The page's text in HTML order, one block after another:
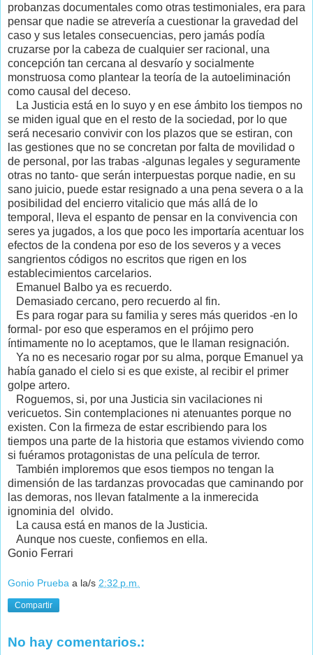
probanzas documentales como otras testimoniales, era para
pensar que nadie se atrevería a cuestionar la gravedad del
caso y sus letales consecuencias, pero jamás podía
cruzarse por la cabeza de cualquier ser racional, una
concepción tan cercana al desvarío y socialmente
monstruosa como plantear la teoría de la autoeliminación
como causal del deceso.
La Justicia está en lo suyo y en ese ámbito los tiempos no
se miden igual que en el resto de la sociedad, por lo que
será necesario convivir con los plazos que se estiran, con
las gestiones que no se concretan por falta de movilidad o
de personal, por las trabas -algunas legales y seguramente
otras no tanto- que serán interpuestas porque nadie, en su
sano juicio, puede estar resignado a una pena severa o a la
posibilidad del encierro vitalicio que más allá de lo
temporal, lleva el espanto de pensar en la convivencia con
seres ya jugados, a los que poco les importaría acentuar los
efectos de la condena por eso de los severos y a veces
sangrientos códigos no escritos que rigen en los
establecimientos carcelarios.
Emanuel Balbo ya es recuerdo.
Demasiado cercano, pero recuerdo al fin.
Es para rogar para su familia y seres más queridos -en lo
formal- por eso que esperamos en el prójimo pero
íntimamente no lo aceptamos, que le llaman resignación.
Ya no es necesario rogar por su alma, porque Emanuel ya
había ganado el cielo si es que existe, al recibir el primer
golpe artero.
Roguemos, si, por una Justicia sin vacilaciones ni
vericuetos. Sin contemplaciones ni atenuantes porque no
existen. Con la firmeza de estar escribiendo para los
tiempos una parte de la historia que estamos viviendo como
si fuéramos protagonistas de una película de terror.
También imploremos que esos tiempos no tengan la
dimensión de las tardanzas provocadas que caminando por
las demoras, nos llevan fatalmente a la inmerecida
ignominia del olvido.
La causa está en manos de la Justicia.
Aunque nos cueste, confiemos en ella.
Gonio Ferrari
Gonio Prueba a la/s 2:32 p.m.
Compartir
No hay comentarios.: